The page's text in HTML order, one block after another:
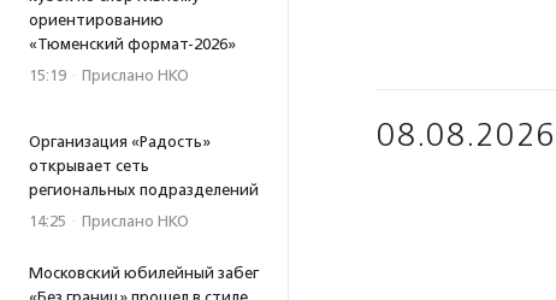
ориентированию
«Тюменский формат-2026»
15:19 · Прислано НКО
Организация «Радость»
открывает сеть
региональных подразделений
14:25 · Прислано НКО
Московский юбилейный забег
08.08.2026